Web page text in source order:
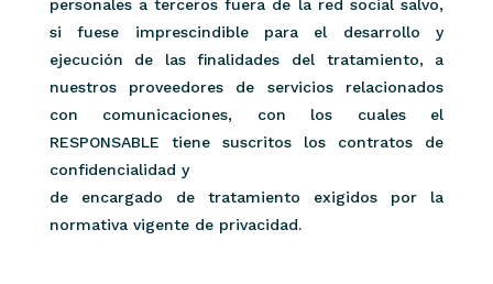
personales a terceros fuera de la red social salvo,
si fuese imprescindible para el desarrollo y
ejecución de las finalidades del tratamiento, a
nuestros proveedores de servicios relacionados
con comunicaciones, con los cuales el
RESPONSABLE tiene suscritos los contratos de
confidencialidad y
de encargado de tratamiento exigidos por la
normativa vigente de privacidad.